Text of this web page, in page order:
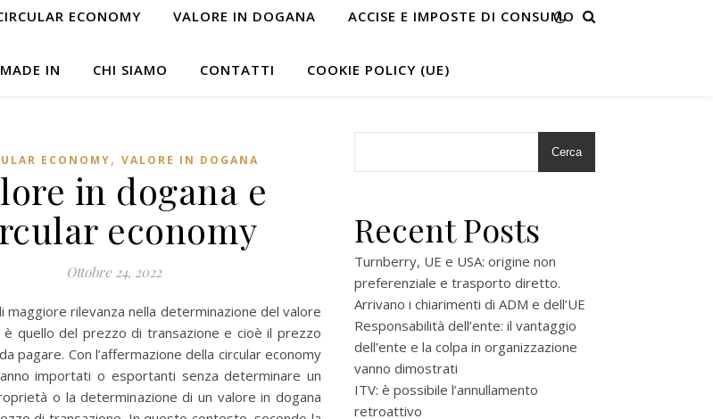
ECONOMY VALORE IN DOGANA ACCISE E IMPOSTE DI CONSUMO
MADE IN CHI SIAMO CONTATTI COOKIE POLICY (UE)
ECONOMY, VALORE IN DOGANA
in dogana e
economy
Ottobre 24, 2022
maggiore rilevanza nella determinazione del valore
è quello del prezzo di transazione e cioè il prezzo
pagare. Con l’affermazione della circular economy
importati o esportanti senza determinare un
o la determinazione di un valore in dogana
Cerca
Recent Posts
Turnberry, UE e USA: origine non
preferenziale e trasporto diretto.
Arrivano i chiarimenti di ADM e dell’UE
Responsabilità dell’ente: il vantaggio
dell’ente e la colpa in organizzazione
vanno dimostrati
ITV: è possibile l’annullamento
retroattivo